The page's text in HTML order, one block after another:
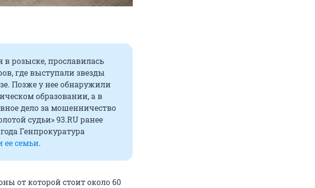
розыске, прославилась
где выступали звезды
Позже у нее обнаружили
образовании, а в
дело за мошенничество
судьи» 93.RU ранее
Генпрокуратура
ее семьи.
от которой стоит около 60